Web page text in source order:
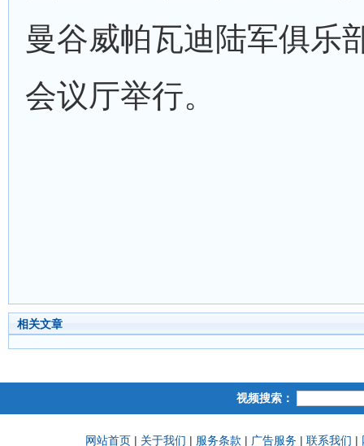
曼谷威帕瓦迪陆军俱乐
会议厅举行。
相关文章
视频搜索：
网站首页 | 关于我们 | 服务条款 | 广告服务 |联系我们 |